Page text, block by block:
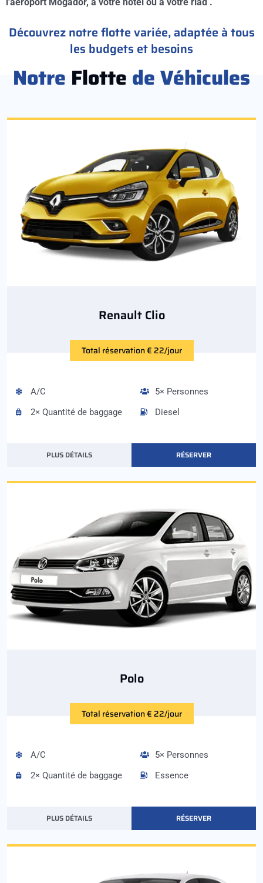
Découvrez notre flotte variée, adaptée à tous
les budgets et besoins
Notre Flotte de Véhicules
Renault Clio
Total réservation € 22/jour
A/C
2× Quantité de baggage
5× Personnes
Diesel
PLUS DÉTAILS RÉSERVER
Polo
Total réservation € 22/jour
A/C
2× Quantité de baggage
5× Personnes
Essence
PLUS DÉTAILS RÉSERVER